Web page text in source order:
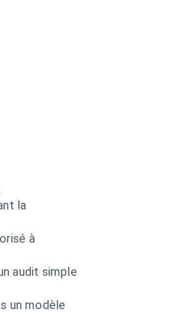
la
à
audit simple
un modèle